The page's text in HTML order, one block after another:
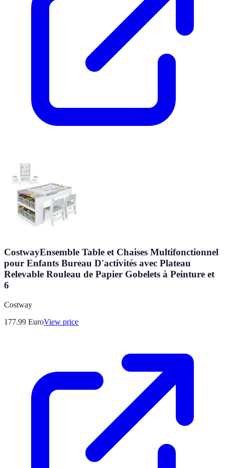
CostwayEnsemble Table et Chaises Multifonctionnel
pour Enfants Bureau D'activités avec Plateau
Relevable Rouleau de Papier Gobelets à Peinture et
6
Costway
177.99 EuroView price